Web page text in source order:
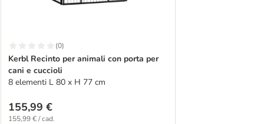
(0)
Kerbl Recinto per animali con porta per
cani e cuccioli
8 elementi L 80 x H 77 cm
155,99 €
155,99 € / cad.